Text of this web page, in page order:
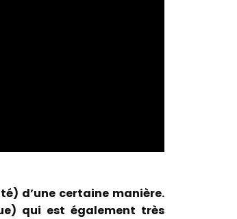
d’une certaine manière.
qui est également très